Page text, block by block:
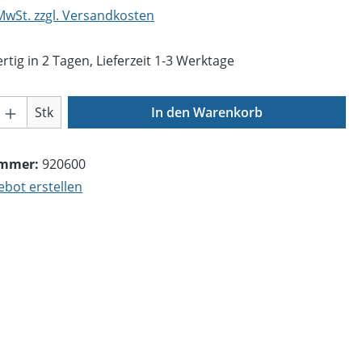
zzgl. Versandkosten
in 2 Tagen, Lieferzeit 1-3 Werktage
Anzahl: Gib den gewünschten Wert
Stk In den Warenkorb
920600
erstellen